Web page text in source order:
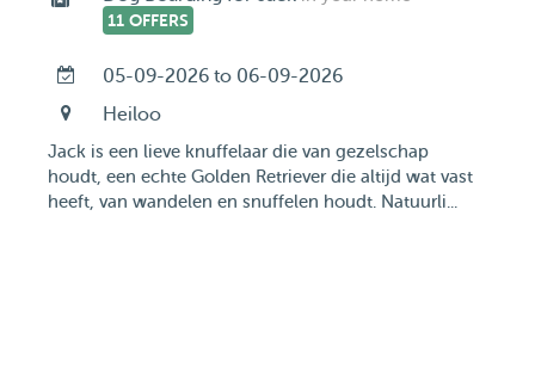
11 OFFERS
05-09-2026 to 06-09-2026
Heiloo
Jack is een lieve knuffelaar die van gezelschap
houdt, een echte Golden Retriever die altijd wat vast
heeft, van wandelen en snuffelen houdt. Natuurli...